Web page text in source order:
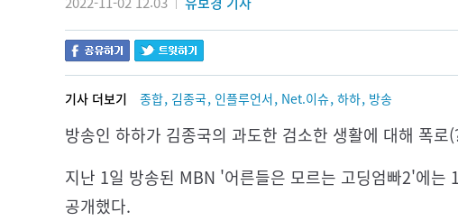
기사 더보기 종합, 김종국, 인플루언서, Net.이슈, 하하, 방송
방송인 하하가 김종국의 과도한 검소한 생활에 대해 폭로
지난 1일 방송된 MBN '어른들은 모르는 고딩엄빠2'에는
공개했다.